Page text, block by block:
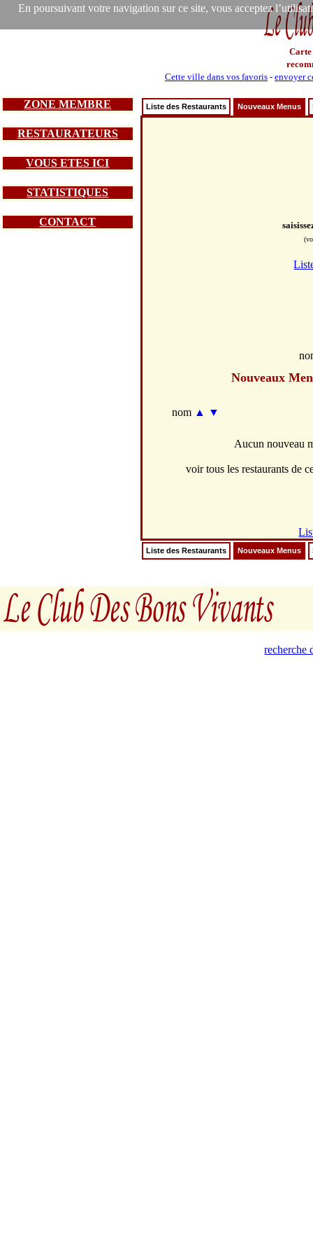
En poursuivant votre navigation sur ce site, vous acceptez
Carte
Cette ville dans vos favoris - envoyer
ZONE MEMBRE
RESTAURATEURS
VOUS ETES ICI
STATISTIQUES
CONTACT
Liste des Restaurants Nouveaux Menus
Nouveaux
nom ▲ ▼
Aucun nouveau
voir tous les restaurants de
Liste des Restaurants Nouveaux Menus
recherche